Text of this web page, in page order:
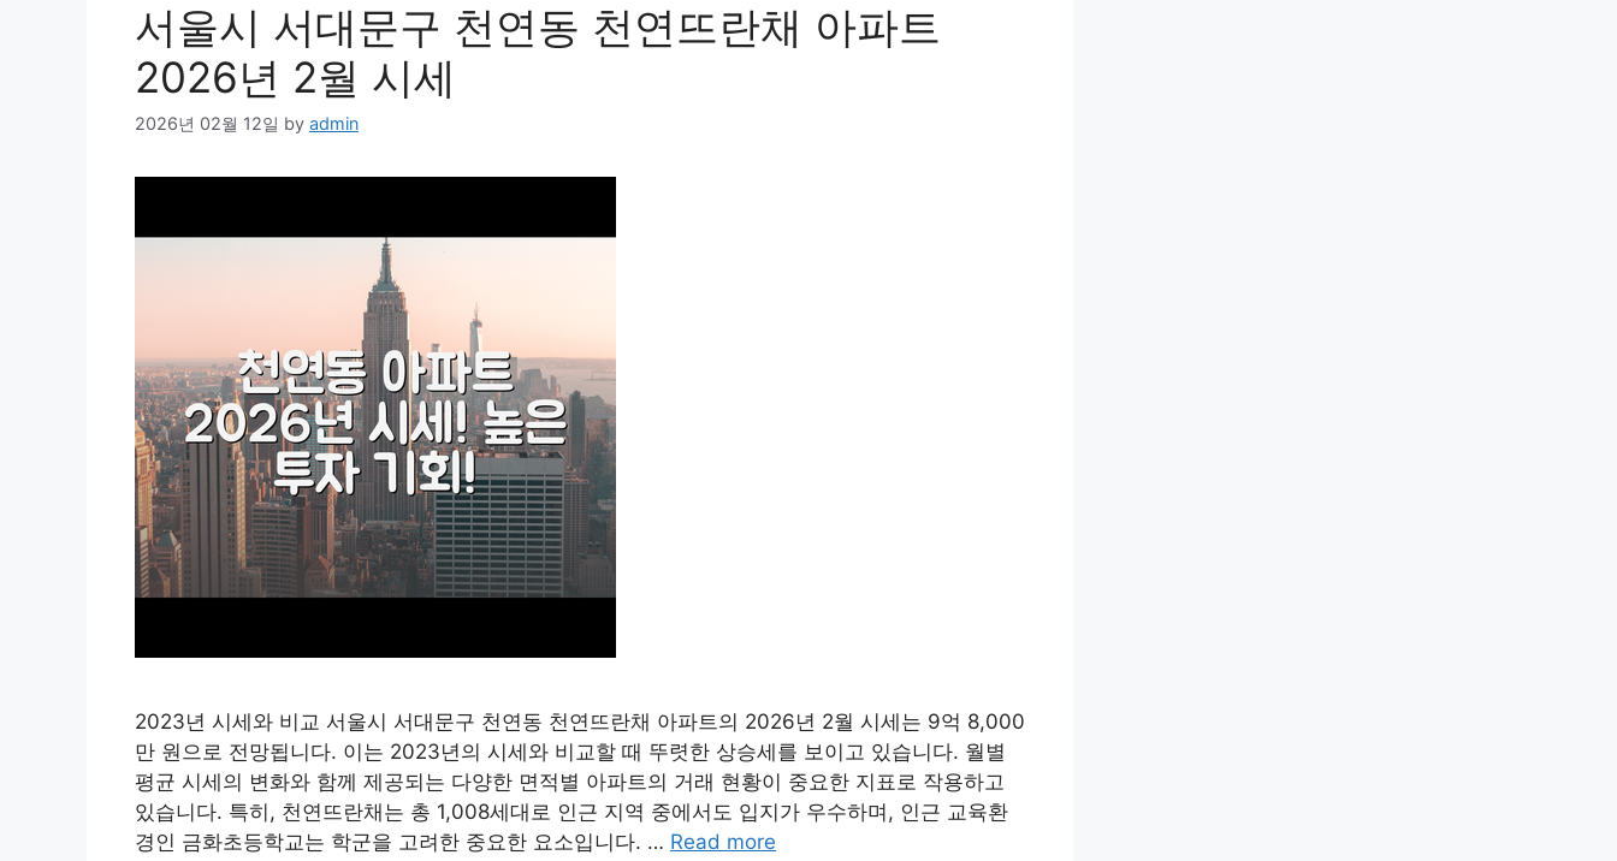
서울시 서대문구 천연동 천연뜨란채 아파트
2026년 2월 시세
2026년 02월 12일 by admin
2023년 시세와 비교 서울시 서대문구 천연동 천연뜨란채 아파트의 2026년 2월 시세는 9억 8,000
만 원으로 전망됩니다. 이는 2023년의 시세와 비교할 때 뚜렷한 상승세를 보이고 있습니다. 월별
평균 시세의 변화와 함께 제공되는 다양한 면적별 아파트의 거래 현황이 중요한 지표로 작용하고
있습니다. 특히, 천연뜨란채는 총 1,008세대로 인근 지역 중에서도 입지가 우수하며, 인근 교육환
경인 금화초등학교는 학군을 고려한 중요한 요소입니다. … Read more